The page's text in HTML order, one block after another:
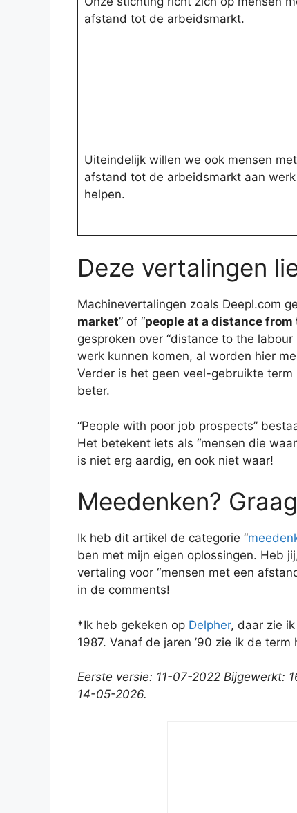
afstand tot de arbeidsmarkt.
Uiteindelijk willen we ook mensen met
afstand tot de arbeidsmarkt aan werk
helpen.
Deze vertalingen
Machinevertalingen zoals Deepl.com
market” of “people at a distance
gesproken over “distance to the
werk kunnen komen, al worden hier
Verder is het geen veel-gebruikte
beter.
“People with poor job prospects”
Het betekent iets als “mensen die
is niet erg aardig, en ook niet waar!
Meedenken?
Ik heb dit artikel de categorie “
ben met mijn eigen oplossingen. Heb
vertaling voor “mensen met een
in de comments!
*Ik heb gekeken op Delpher, daar zie
1987. Vanaf de jaren ’90 zie ik de term
Eerste versie: 11-07-2022 Bijgewerkt:
14-05-2026.